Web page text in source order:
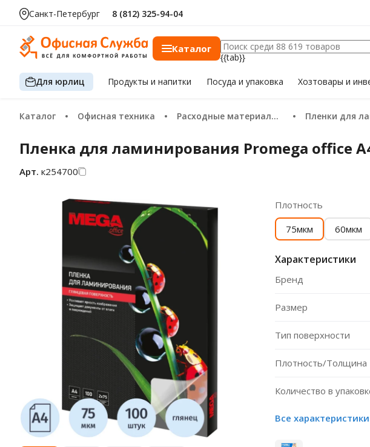
Санкт-Петербург 8 (812) 325-94-04
Каталог
{{tab}}
Для юрлиц Продуктыи напитки Посуда и упаковка Хозтоварыи
Каталог Офисная техника Расходные материалы для брошюровщиков и ламинаторов Пленки для
Пленка для ламинирования Promega office
Арт. к254700
Плотность
75мкм
60мкм
Характеристики
Бренд
Размер
Тип поверхности
Плотность/Толщина
Количество в
Все характеристики